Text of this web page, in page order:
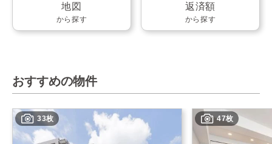
地図
から探す
返済額
から探す
おすすめの物件
33枚 47枚